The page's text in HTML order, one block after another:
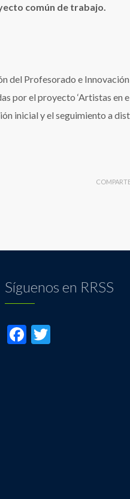
común de trabajo.
del Profesorado e Innovación
por el proyecto ‘Artistas en el
inicial y el seguimiento a
Síguenos en RRSS
Facebook